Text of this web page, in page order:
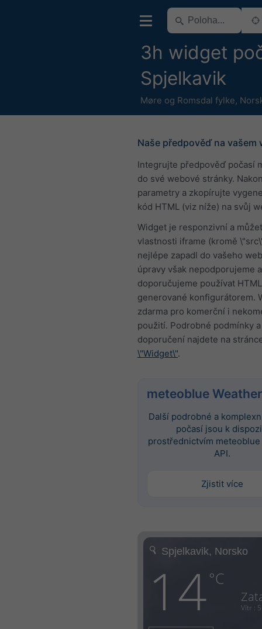
3h widget
Spjelkavik
Møre og Romsdal fylke,
Naše předpověď na vašem
Integrujte předpověď počasí
do své webové stránky.
parametry a zkopírujte
kód HTML (viz níže) na svůj
Widget je responzivní a
vlastnosti iframe (kromě
nejlépe zapadl do vašeho
úpravy však nepodporujeme a
doporučujeme používat HTML
generované konfigurátorem.
zdarma pro komerční i
použití. Podrobné podmínky a
doporučení najdete na
\"Widget\".
meteoblue
Další podrobné a
počasí jsou k
prostřednictvím meteoblue
API.
Zjistit více